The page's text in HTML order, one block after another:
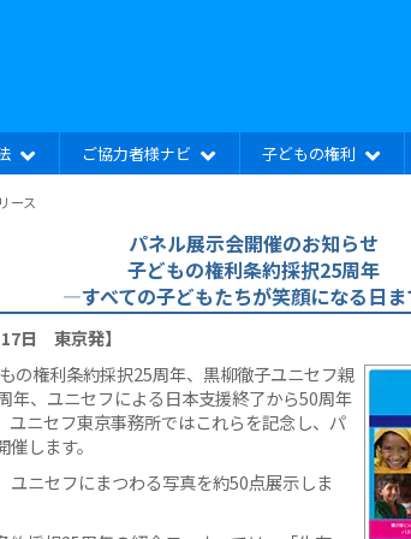
ご協力者様ナビ 子どもの権利
ース
パネル展示会開催のお知らせ
子どもの権利条約採択25周年
—すべての子どもたちが笑顔になる日
17日 東京発】
の権利条約採択25周年、黒柳徹子ユニセフ親
年、ユニセフによる日本支援終了から50周年
ユニセフ東京事務所ではこれらを記念し、パ
します。
ユニセフにまつわる写真を約50点展示しま